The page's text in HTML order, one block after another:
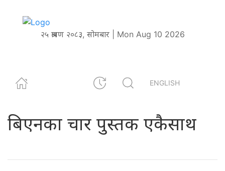
२५ श्रावण २०८३, सोमबार | Mon Aug 10 2026
ENGLISH
बिएनका चार पुस्तक एकैसाथ